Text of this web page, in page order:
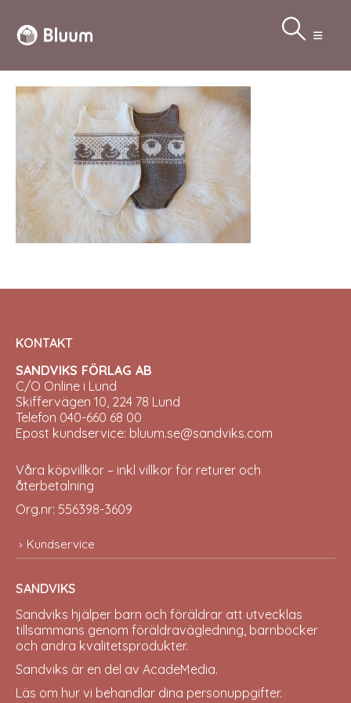
KONTAKT
SANDVIKS FÖRLAG AB
C/O Online i Lund
Skiffervägen 10, 224 78 Lund
Telefon 040-660 68 00
Epost kundservice: bluum.se@sandviks.com
Våra köpvillkor – inkl villkor för returer och
återbetalning
Org.nr: 556398-3609
Kundservice
SANDVIKS
Sandviks hjälper barn och föräldrar att utvecklas
tillsammans genom föräldravägledning, barnböcker
och andra kvalitetsprodukter.
Sandviks är en del av AcadeMedia.
Läs om hur vi behandlar dina personuppgifter.